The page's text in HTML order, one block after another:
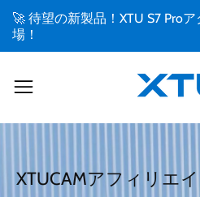
🚀 待望の新製品！XTU S7 Pro
場！
XTUCAMアフィリエ